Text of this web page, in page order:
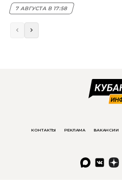
7 АВГУСТА В 17:58
КОНТАКТЫ РЕКЛАМА ВАКАНСИИ